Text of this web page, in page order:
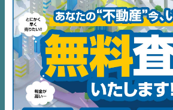
住宅情報誌ミッケ
市原エリア
千葉 エリア
内房エリア
デジタルサイネ